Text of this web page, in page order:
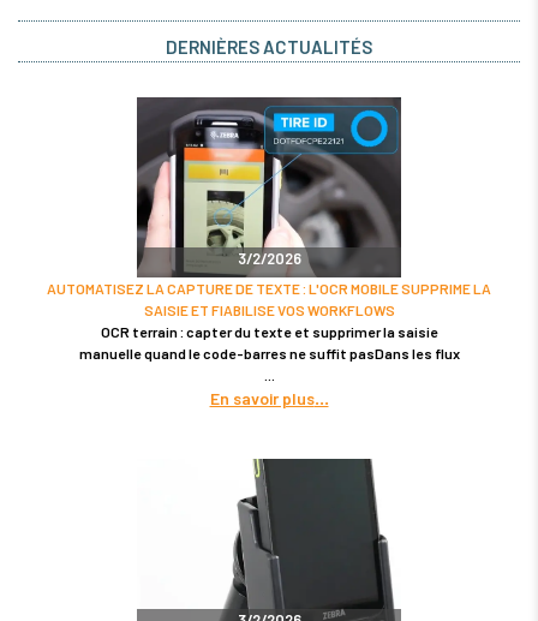
DERNIÈRES ACTUALITÉS
3/2/2026
AUTOMATISEZ LA CAPTURE DE TEXTE : L'OCR MOBILE SUPPRIME LA
SAISIE ET FIABILISE VOS WORKFLOWS
OCR terrain : capter du texte et supprimer la saisie
manuelle quand le code-barres ne suffit pasDans les flux
En savoir plus